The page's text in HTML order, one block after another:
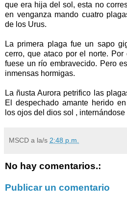
que era hija del sol, esta no
en venganza mando cuatro
de los Urus.
La primera plaga fue un sapo
cerro, que ataco por el norte.
fuese un río embravecido. Pero
inmensas hormigas.
La ñusta Aurora petrifico las
El despechado amante herido
los ojos del dios sol ,
MSCD a la/s 2:48 p.m.
No hay comentarios.:
Publicar un comentario